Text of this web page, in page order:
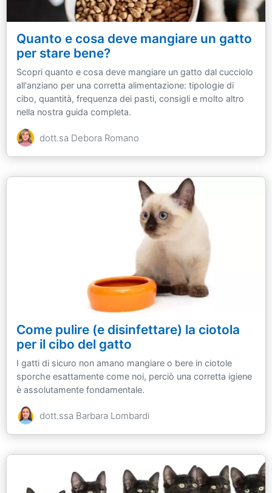
Quanto e cosa deve mangiare un gatto
per stare bene?
Scopri quanto e cosa deve mangiare un gatto dal cucciolo
all'anziano per una corretta alimentazione: tipologie di
cibo, quantità, frequenza dei pasti, consigli e molto altro
nella nostra guida completa.
dott.sa Debora Romano
Come pulire (e disinfettare) la ciotola
per il cibo del gatto
I gatti di sicuro non amano mangiare o bere in ciotole
sporche esattamente come noi, perciò una corretta igiene
è assolutamente fondamentale.
dott.ssa Barbara Lombardi